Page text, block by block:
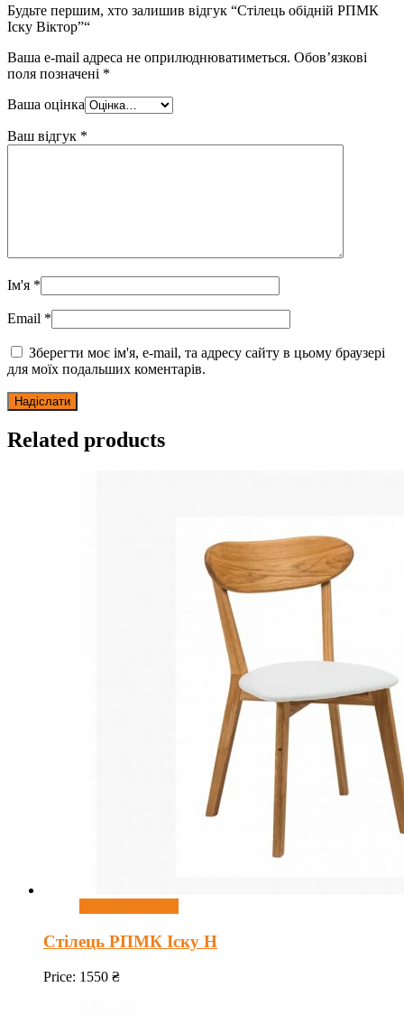
Будьте першим, хто залишив відгук “Стілець обідній РПМК
Іску Віктор”“
Ваша e-mail адреса не оприлюднюватиметься. Обов’язкові
поля позначені *
Ваша оцінка
Ваш відгук *
Ім'я *
Email *
Зберегти моє ім'я, e-mail, та адресу сайту в цьому браузері
для моїх подальших коментарів.
Related products
Стілець РПМК Іску Н
Price: 1550 ₴